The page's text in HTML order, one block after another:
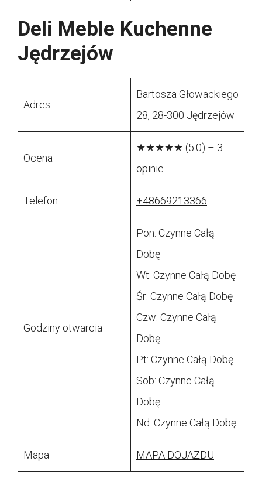
Deli Meble Kuchenne
Jędrzejów
Adres
Bartosza Głowackiego
28, 28-300 Jędrzejów
Ocena
★★★★★ (5.0) – 3
opinie
Telefon +48669213366
Godziny otwarcia
Pon: Czynne Całą
Dobę
Wt: Czynne Całą Dobę
Śr: Czynne Całą Dobę
Czw: Czynne Całą
Dobę
Pt: Czynne Całą Dobę
Sob: Czynne Całą
Dobę
Nd: Czynne Całą Dobę
Mapa MAPA DOJAZDU